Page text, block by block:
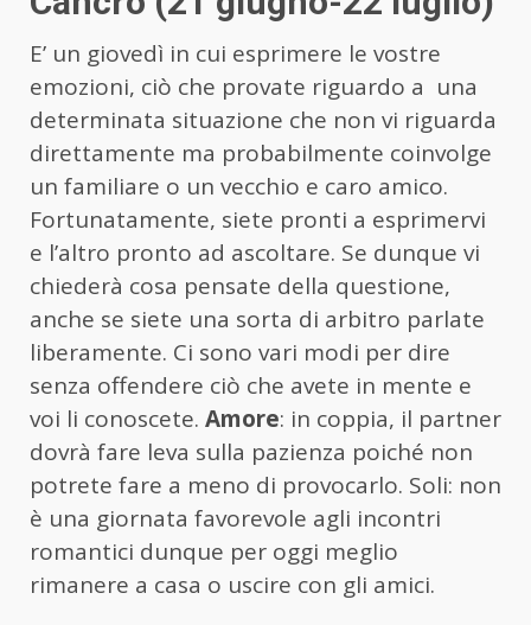
E’ un giovedì in cui esprimere le vostre
emozioni, ciò che provate riguardo a una
determinata situazione che non vi riguarda
direttamente ma probabilmente coinvolge
un familiare o un vecchio e caro amico.
Fortunatamente, siete pronti a esprimervi
e l’altro pronto ad ascoltare. Se dunque vi
chiederà cosa pensate della questione,
anche se siete una sorta di arbitro parlate
liberamente. Ci sono vari modi per dire
senza offendere ciò che avete in mente e
voi li conoscete. Amore: in coppia, il partner
dovrà fare leva sulla pazienza poiché non
potrete fare a meno di provocarlo. Soli: non
è una giornata favorevole agli incontri
romantici dunque per oggi meglio
rimanere a casa o uscire con gli amici.